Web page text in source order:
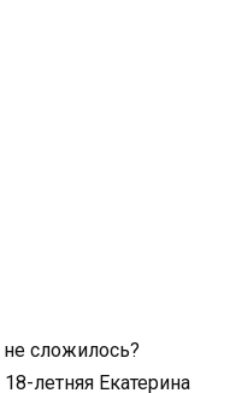
сложилось?
летняя Екатерина